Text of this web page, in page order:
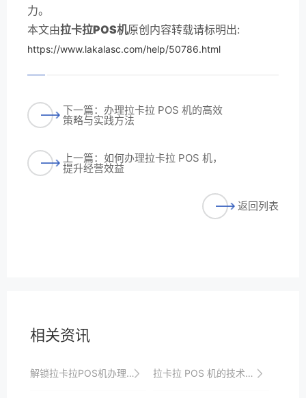
力。
本文由拉卡拉POS机原创内容转载请标明出:
https://www.lakalasc.com/help/50786.html
下一篇：办理拉卡拉 POS 机的高效
策略与实践方法
上一篇：如何办理拉卡拉 POS 机，
提升经营效益
返回列表
相关资讯
解锁拉卡拉POS机办理技巧，轻松应对支付难题 拉卡拉 POS 机的技术发展趋势与市场需求预测